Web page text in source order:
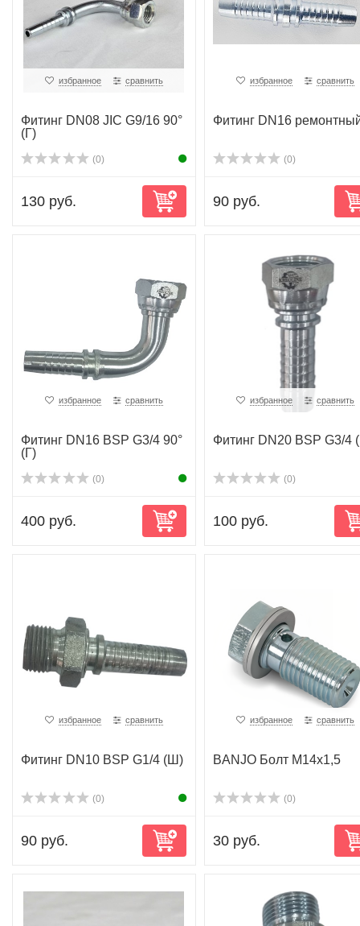
избранное сравнить
Фитинг DN08 JIC G9/16 90°
(Г)
(0)
130 руб.
избранное сравнить
Фитинг DN16
(0)
90 руб.
избранное сравнить
Фитинг DN16 BSP G3/4 90°
(Г)
(0)
400 руб.
избранное сравнить
Фитинг DN20 BSP G3/4
(0)
100 руб.
избранное сравнить
Фитинг DN10 BSP G1/4 (Ш)
(0)
90 руб.
избранное сравнить
BANJO Болт M14x1,5
(0)
30 руб.